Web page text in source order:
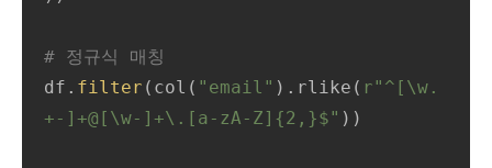
# 정규식 매칭
df. filter (col( "email" ).rlike( r"^[\w.
+-]+@[\w-]+\.[a-zA-Z]{2,}$" ))